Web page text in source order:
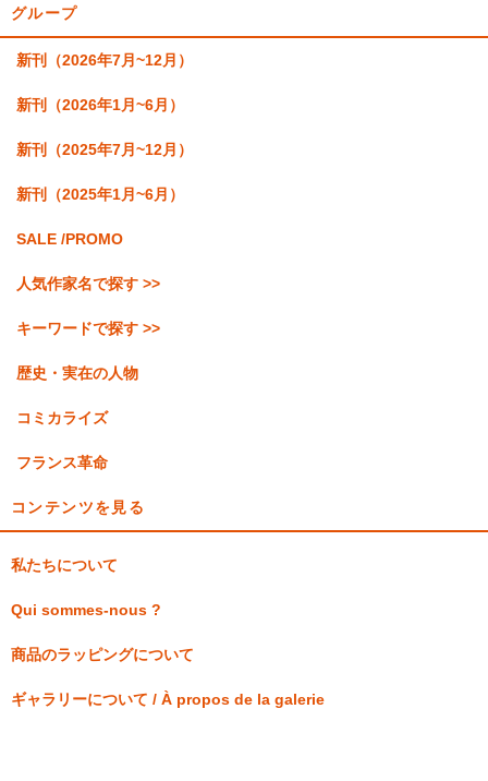
グループ
新刊（2026年7月~12月）
新刊（2026年1月~6月）
新刊（2025年7月~12月）
新刊（2025年1月~6月）
SALE /PROMO
人気作家名で探す >>
キーワードで探す >>
歴史・実在の人物
コミカライズ
フランス革命
コンテンツを見る
私たちについて
Qui sommes-nous ?
商品のラッピングについて
ギャラリーについて / À propos de la galerie